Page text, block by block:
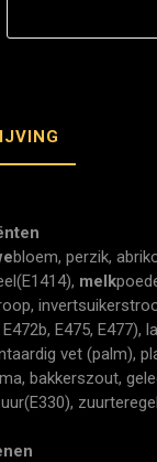
bloem, perzik,
melk
E475, E477),
vet (palm),
bakkerszout,